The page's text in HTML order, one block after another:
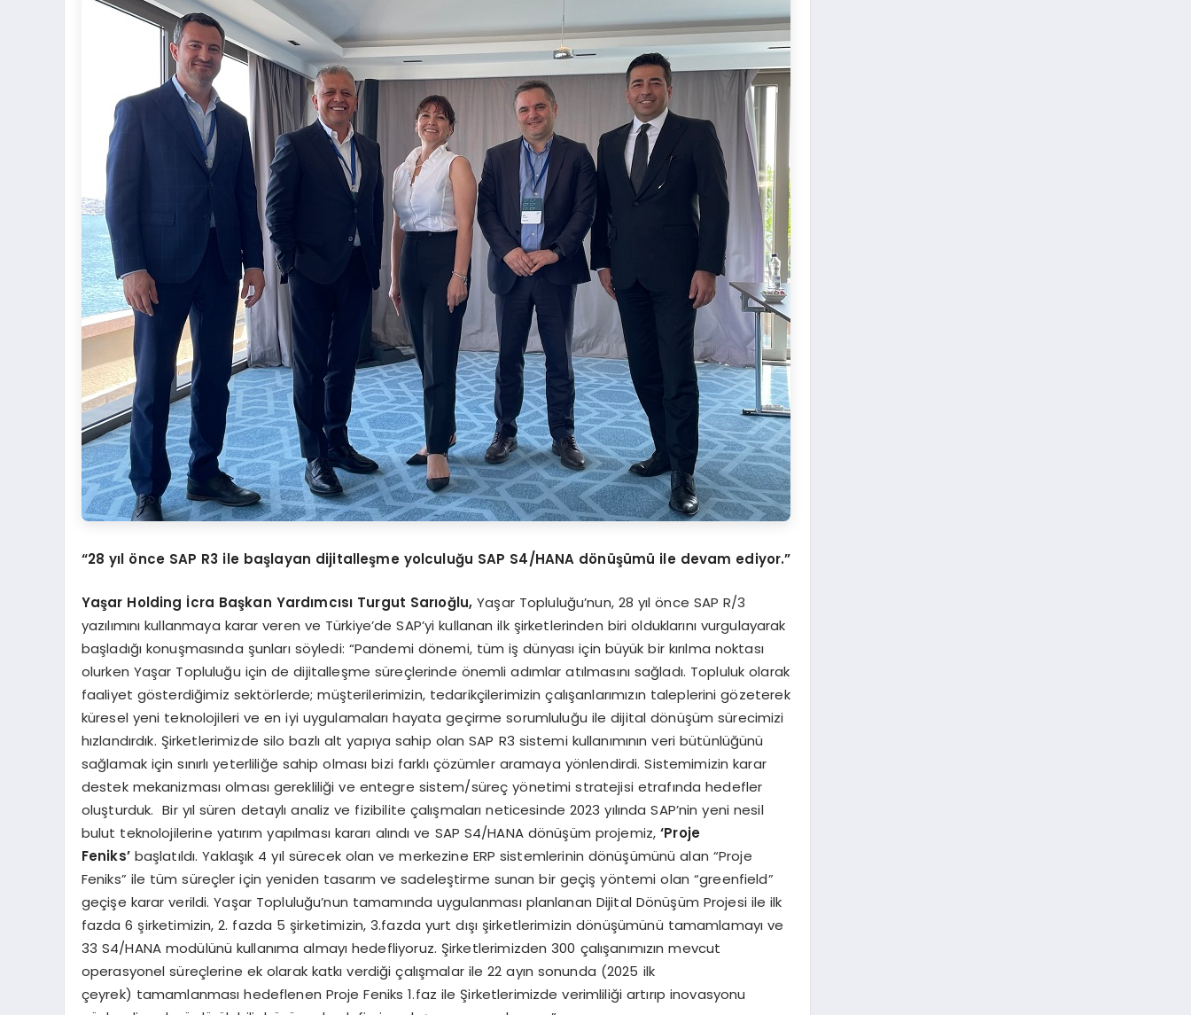
“28 yıl önce SAP R3 ile başlayan dijitalleşme yolculuğu SAP S4/HANA dönüşümü ile devam ediyor.”
Yaşar Holding İcra Başkan Yardımcısı Turgut Sarıoğlu, Yaşar Topluluğu’nun, 28 yıl önce SAP R/3
yazılımını kullanmaya karar veren ve Türkiye’de SAP’yi kullanan ilk şirketlerinden biri olduklarını vurgulayarak
başladığı konuşmasında şunları söyledi: “Pandemi dönemi, tüm iş dünyası için büyük bir kırılma noktası
olurken Yaşar Topluluğu için de dijitalleşme süreçlerinde önemli adımlar atılmasını sağladı. Topluluk olarak
faaliyet gösterdiğimiz sektörlerde; müşterilerimizin, tedarikçilerimizin çalışanlarımızın taleplerini gözeterek
küresel yeni teknolojileri ve en iyi uygulamaları hayata geçirme sorumluluğu ile dijital dönüşüm sürecimizi
hızlandırdık. Şirketlerimizde silo bazlı alt yapıya sahip olan SAP R3 sistemi kullanımının veri bütünlüğünü
sağlamak için sınırlı yeterliliğe sahip olması bizi farklı çözümler aramaya yönlendirdi. Sistemimizin karar
destek mekanizması olması gerekliliği ve entegre sistem/süreç yönetimi stratejisi etrafında hedefler
oluşturduk. Bir yıl süren detaylı analiz ve fizibilite çalışmaları neticesinde 2023 yılında SAP’nin yeni nesil
bulut teknolojilerine yatırım yapılması kararı alındı ve SAP S4/HANA dönüşüm projemiz,‘Proje
Feniks’başlatıldı. Yaklaşık 4 yıl sürecek olan ve merkezine ERP sistemlerinin dönüşümünü alan “Proje
Feniks” ile tüm süreçler için yeniden tasarım ve sadeleştirme sunan bir geçiş yöntemi olan “greenfield”
geçişe karar verildi. Yaşar Topluluğu’nun tamamında uygulanması planlanan Dijital Dönüşüm Projesi ile ilk
fazda 6 şirketimizin, 2. fazda 5 şirketimizin, 3.fazda yurt dışı şirketlerimizin dönüşümünü tamamlamayı ve
33 S4/HANA modülünü kullanıma almayı hedefliyoruz. Şirketlerimizden 300 çalışanımızın mevcut
operasyonel süreçlerine ek olarak katkı verdiği çalışmalar ile 22 ayın sonunda (2025 ilk
çeyrek) tamamlanması hedeflenen Proje Feniks 1.faz ile Şirketlerimizde verimliliği artırıp inovasyonu